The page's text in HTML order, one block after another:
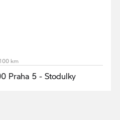
km
Praha 5 - Stodulky